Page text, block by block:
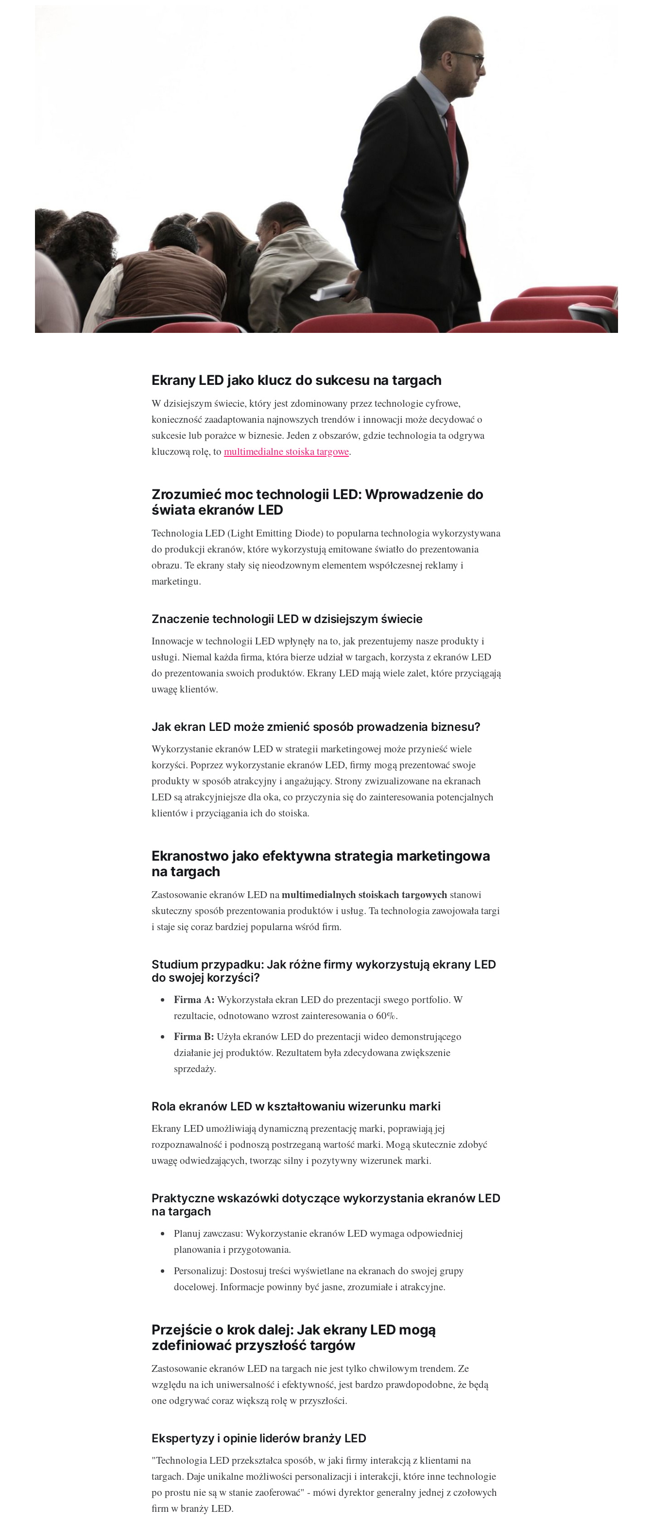
Ekrany LED jako klucz do sukcesu na targach
W dzisiejszym świecie, który jest zdominowany przez technologie cyfrowe,
konieczność zaadaptowania najnowszych trendów i innowacji może decydować o
sukcesie lub porażce w biznesie. Jeden z obszarów, gdzie technologia ta odgrywa
kluczową rolę, to multimedialne stoiska targowe.
Zrozumieć moc technologii LED: Wprowadzenie do
świata ekranów LED
Technologia LED (Light Emitting Diode) to popularna technologia wykorzystywana
do produkcji ekranów, które wykorzystują emitowane światło do prezentowania
obrazu. Te ekrany stały się nieodzownym elementem współczesnej reklamy i
marketingu.
Znaczenie technologii LED w dzisiejszym świecie
Innowacje w technologii LED wpłynęły na to, jak prezentujemy nasze produkty i
usługi. Niemal każda firma, która bierze udział w targach, korzysta z ekranów LED
do prezentowania swoich produktów. Ekrany LED mają wiele zalet, które przyciągają
uwagę klientów.
Jak ekran LED może zmienić sposób prowadzenia biznesu?
Wykorzystanie ekranów LED w strategii marketingowej może przynieść wiele
korzyści. Poprzez wykorzystanie ekranów LED, firmy mogą prezentować swoje
produkty w sposób atrakcyjny i angażujący. Strony zwizualizowane na ekranach
LED są atrakcyjniejsze dla oka, co przyczynia się do zainteresowania potencjalnych
klientów i przyciągania ich do stoiska.
Ekranostwo jako efektywna strategia marketingowa
na targach
Zastosowanie ekranów LED namultimedialnych stoiskach targowych stanowi
skuteczny sposób prezentowania produktów i usług. Ta technologia zawojowała targi
i staje się coraz bardziej popularna wśród firm.
Studium przypadku: Jak różne firmy wykorzystują ekrany LED
do swojej korzyści?
Firma A: Wykorzystała ekran LED do prezentacji swego portfolio. W
rezultacie, odnotowano wzrost zainteresowania o 60%.
Firma B: Użyła ekranów LED do prezentacji wideo demonstrującego
działanie jej produktów. Rezultatem była zdecydowana zwiększenie
sprzedaży.
Rola ekranów LED w kształtowaniu wizerunku marki
Ekrany LED umożliwiają dynamiczną prezentację marki, poprawiają jej
rozpoznawalność i podnoszą postrzeganą wartość marki. Mogą skutecznie zdobyć
uwagę odwiedzających, tworząc silny i pozytywny wizerunek marki.
Praktyczne wskazówki dotyczące wykorzystania ekranów LED
na targach
Planuj zawczasu: Wykorzystanie ekranów LED wymaga odpowiedniej
planowania i przygotowania.
Personalizuj: Dostosuj treści wyświetlane na ekranach do swojej grupy
docelowej. Informacje powinny być jasne, zrozumiałe i atrakcyjne.
Przejście o krok dalej: Jak ekrany LED mogą
zdefiniować przyszłość targów
Zastosowanie ekranów LED na targach nie jest tylko chwilowym trendem. Ze
względu na ich uniwersalność i efektywność, jest bardzo prawdopodobne, że będą
one odgrywać coraz większą rolę w przyszłości.
Ekspertyzy i opinie liderów branży LED
"Technologia LED przekształca sposób, w jaki firmy interakcją z klientami na
targach. Daje unikalne możliwości personalizacji i interakcji, które inne technologie
po prostu nie są w stanie zaoferować" - mówi dyrektor generalny jednej z czołowych
firm w branży LED.